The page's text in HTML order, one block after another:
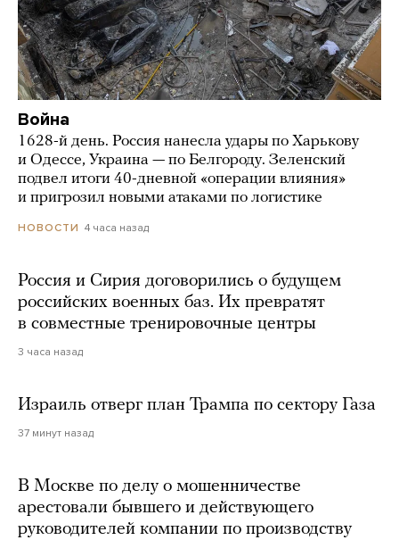
Война
1628-й день. Россия нанесла удары по Харькову
и Одессе, Украина — по Белгороду. Зеленский
подвел итоги 40-дневной «операции влияния»
и пригрозил новыми атаками по логистике
НОВОСТИ 4 часа назад
Россия и Сирия договорились о будущем
российских военных баз. Их превратят
в совместные тренировочные центры
3 часа назад
Израиль отверг план Трампа по сектору Газа
37 минут назад
В Москве по делу о мошенничестве
арестовали бывшего и действующего
руководителей компании по производству